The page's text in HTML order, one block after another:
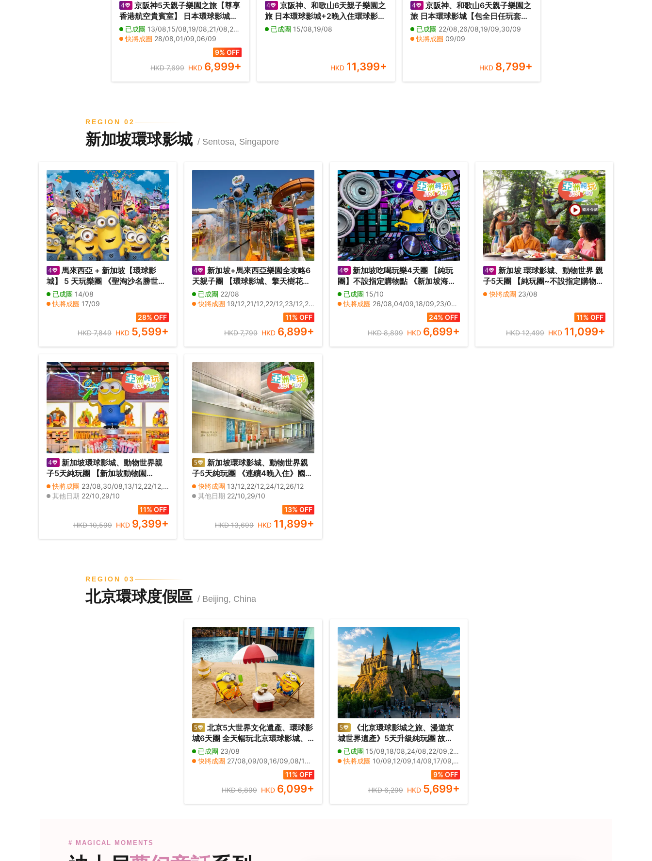
京阪神5天親子樂園之旅【尊享
香港航空貴賓室】 日本環球影城
【包全日任玩套票+連續2晚入住環
球影城園區酒店】、六甲山天覽
台、神戶須磨海洋世界、嵐山風景
已成團 13/08,15/08,19/08,21/08,23/08,21/09,25/09,27/09
快將成團 28/08,01/09,06/09
9% OFF
HKD 7,699 HKD 6,999+
京阪神、和歌山6天親子樂園之
旅 日本環球影城+2晚入住環球影城
園區酒店*、京都鐵道博物館、神戶
已成團 15/08,19/08
HKD 11,399+
京阪神、和歌山6天親子樂園之
旅 日本環球影城【包全日任玩套
票】、京都鐵道博物館、神戶須磨
海洋世界、吉慶鯛魚列車體驗、
已成團 22/08,26/08,19/09,30/09
快將成團 09/09
HKD 8,799+
REGION 02
新加坡環球影城 / Sentosa, Singapore
馬來西亞 + 新加坡【環球影
城】 5 天玩樂團 《聖淘沙名勝世界
+ 連續兩晚入住吉隆坡國際五星級
酒店 》
已成團 14/08
快將成團 17/09
28% OFF
HKD 7,849 HKD 5,599+
新加坡+馬來西亞樂園全攻略6
天親子團 【環球影城、擎天樹花園
狂想曲燈光Show、Legoland樂高
樂園、全新水上樂園 Gamuda
已成團 22/08
快將成團 19/12,21/12,22/12,23/12,24/12,26/12
11% OFF
HKD 7,799 HKD 6,899+
新加坡吃喝玩樂4天團 【純玩
團】不設指定購物點 《新加坡海洋
生態館、環球影城、Gardens by
the Bay濱海灣花園》
已成團 15/10
快將成團 26/08,04/09,18/09,23/09,23/10,30/10
24% OFF
HKD 8,899 HKD 6,699+
新加坡 環球影城、動物世界 親
子5天團 【純玩團~不設指定購物
點】《連續2晚》國際五星級
BANYAN TREE 萬態雨林悅榕莊
快將成團 23/08
11% OFF
HKD 12,499 HKD 11,099+
新加坡環球影城、動物世界親
子5天純玩團 【新加坡動物園
Singapore Zoo、飛禽公園Bird
Paradise 、環球影城、新加坡海洋
生態館、《哈利波特：魔法幻境》
魔法世界的沉浸式藝術體驗】
快將成團 23/08,30/08,13/12,22/12,24/12,26/12
其他日期 22/10,29/10
11% OFF
HKD 10,599 HKD 9,399+
新加坡環球影城、動物世界親
子5天純玩團 《連續4晚入住》國際
品牌五星級Royal Plaza on
Scotts、環球影城、新加坡動物
園、飛禽公園、海洋生態館、濱海
灣花園、《哈利波特：魔法幻境》
快將成團 13/12,22/12,24/12,26/12
其他日期 22/10,29/10
13% OFF
HKD 13,699 HKD 11,899+
REGION 03
北京環球度假區 / Beijing, China
北京5大世界文化遺產、環球影
城6天團 全天暢玩北京環球影城、
梅蘭芳故居~欣賞梅派經典曲目、臉
譜DIY、漢服體驗、漫遊傳統四合
院、故宮、居庸關長城、頤和園、
已成團 23/08
快將成團 27/08,09/09,16/09,08/10,10/10,13/10,16/10,20/10,23/10,27/10,30/10,05/11,07/11,12/11,14/11,17/11,19/11,21/11,26/11,28/11
30/08,18/09,09/10,17/10,22/10,24/10,29/10,31/10,03/11,06/11,10/11,13/11,20/11,27/11,03/12,05/12,08/12,10/12,12/12,17/12
11% OFF
HKD 6,899 HKD 6,099+
《北京環球影城之旅、漫遊京
城世界遺產》5天升級純玩團 故
宮、居庸關長城、頤和園、天壇公
園、國貿大露台、前門大街、鳥巢
已成團 15/08,18/08,24/08,22/09,23/09,24/09,18/10
快將成團 10/09,12/09,14/09,17/09,19/09,09/10,12/10,22/10,24/10,27/10,30/10,02/11,04/11,06/11,09/11,11/11,13/11,16/11,18/11,20/11
27/08,30/08,01/09,05/09,09/09,15/09,18/09,05/10,06/10,08/10,10/10,11/10,13/10,23/10,25/10,26/10,28/10,29/10,31/10,01/11
9% OFF
HKD 6,299 HKD 5,699+
# MAGICAL MOMENTS